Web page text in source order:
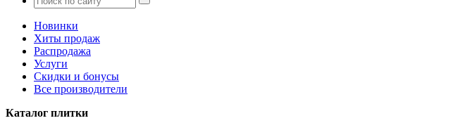
Новинки
Хиты продаж
Распродажа
Услуги
Скидки и бонусы
Все производители
Каталог плитки